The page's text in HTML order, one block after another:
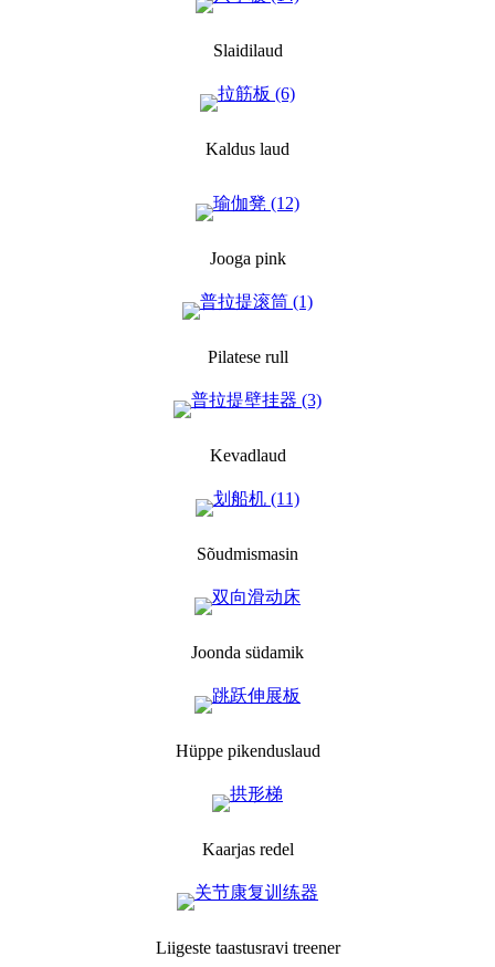
Slaidilaud
Kaldus laud
Jooga pink
Pilatese rull
Kevadlaud
Sõudmismasin
Joonda südamik
Hüppe pikenduslaud
Kaarjas redel
Liigeste taastusravi treener